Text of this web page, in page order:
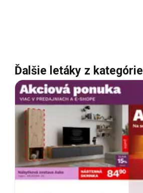
Ďalšie letáky z kategórie